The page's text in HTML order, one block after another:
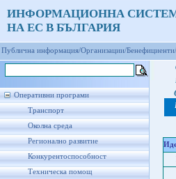
ИНФОРМАЦИОННА
НА ЕС В БЪЛГАРИЯ
Публична информация/Организации/Бенефициенти/
Оперативни програми
Транспорт
Околна среда
Регионално развитие
Конкурентоспособност
Техническа помощ